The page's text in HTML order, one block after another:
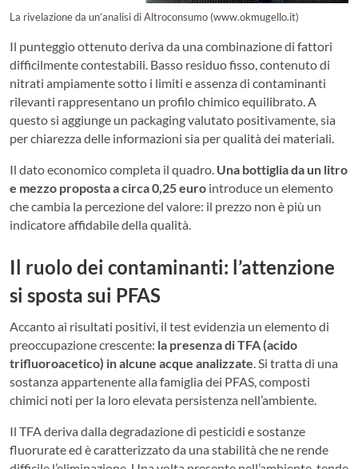
La rivelazione da un’analisi di Altroconsumo (www.okmugello.it)
Il punteggio ottenuto deriva da una combinazione di fattori
difficilmente contestabili. Basso residuo fisso, contenuto di
nitrati ampiamente sotto i limiti e assenza di contaminanti
rilevanti rappresentano un profilo chimico equilibrato. A
questo si aggiunge un packaging valutato positivamente, sia
per chiarezza delle informazioni sia per qualità dei materiali.
Il dato economico completa il quadro. Una bottiglia da un litro
e mezzo proposta a circa 0,25 euro introduce un elemento
che cambia la percezione del valore: il prezzo non è più un
indicatore affidabile della qualità.
Il ruolo dei contaminanti: l’attenzione
si sposta sui PFAS
Accanto ai risultati positivi, il test evidenzia un elemento di
preoccupazione crescente: la presenza di TFA (acido
trifluoroacetico) in alcune acque analizzate . Si tratta di una
sostanza appartenente alla famiglia dei PFAS, composti
chimici noti per la loro elevata persistenza nell’ambiente.
Il TFA deriva dalla degradazione di pesticidi e sostanze
fluorurate ed è caratterizzato da una stabilità che ne rende